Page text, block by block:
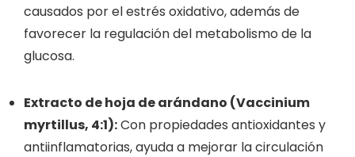
causados por el estrés oxidativo, además de
favorecer la regulación del metabolismo de la
glucosa.
Extracto de hoja de arándano (Vaccinium
myrtillus, 4:1):Con propiedades antioxidantes y
antiinflamatorias, ayuda a mejorar la circulación